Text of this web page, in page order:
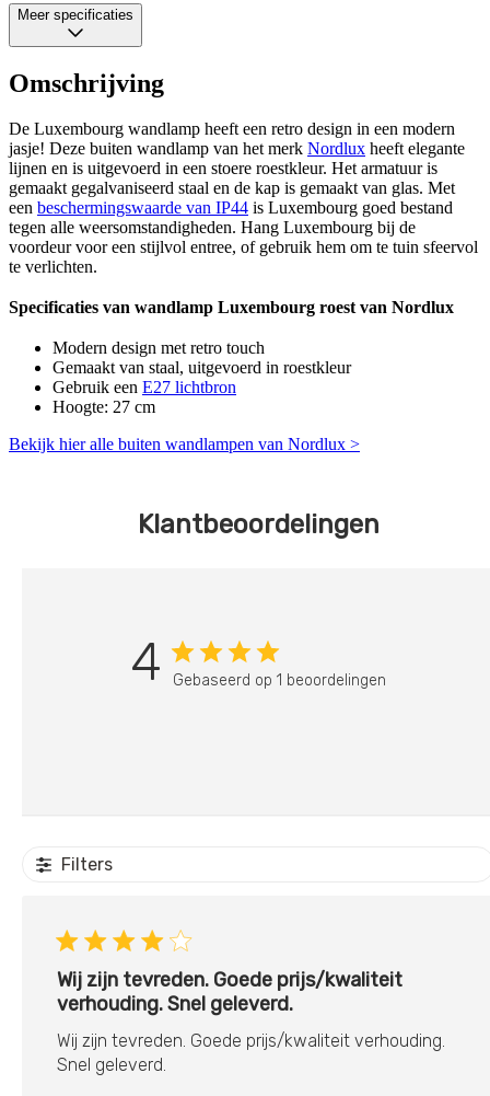
Meer specificaties
Omschrijving
De Luxembourg wandlamp heeft een retro design in een modern
jasje! Deze buiten wandlamp van het merk Nordlux heeft elegante
lijnen en is uitgevoerd in een stoere roestkleur. Het armatuur is
gemaakt gegalvaniseerd staal en de kap is gemaakt van glas. Met
een beschermingswaarde van IP44 is Luxembourg goed bestand
tegen alle weersomstandigheden. Hang Luxembourg bij de
voordeur voor een stijlvol entree, of gebruik hem om te tuin sfeervol
te verlichten.
Specificaties van wandlamp Luxembourg roest van Nordlux
Modern design met retro touch
Gemaakt van staal, uitgevoerd in roestkleur
Gebruik een E27 lichtbron
Hoogte: 27 cm
Bekijk hier alle buiten wandlampen van Nordlux >
Klantbeoordelingen
4 Gebaseerd op 1 beoordelingen
Filters
Wij zijn tevreden. Goede prijs/kwaliteit
verhouding. Snel geleverd.
Wij zijn tevreden. Goede prijs/kwaliteit verhouding.
Snel geleverd.